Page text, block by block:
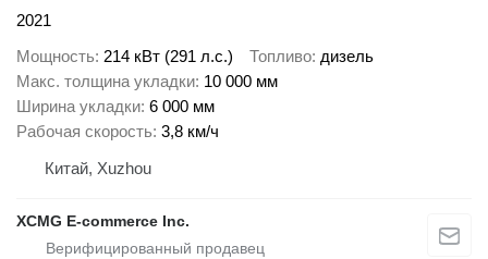
2021
Мощность 214 кВт (291 л.с.) Топливо дизель
Макс. толщина укладки 10 000 мм
Ширина укладки 6 000 мм
Рабочая скорость 3,8 км/ч
Китай, Xuzhou
XCMG E-commerce Inc.